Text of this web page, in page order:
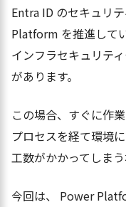
Entra ID のセキュリ
Platform を推進して
インフラセキュリテ
があります。
この場合、すぐに作
プロセスを経て環境
工数がかかってしまう
今回は、 Power